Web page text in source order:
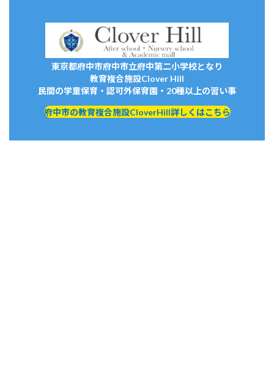
東京都府中市府中市立府中第二小学校となり
教育複合施設Clover Hill
民間の学童保育・認可外保育園・20種以上の習い事
府中市の教育複合施設CloverHill詳しくはこちら